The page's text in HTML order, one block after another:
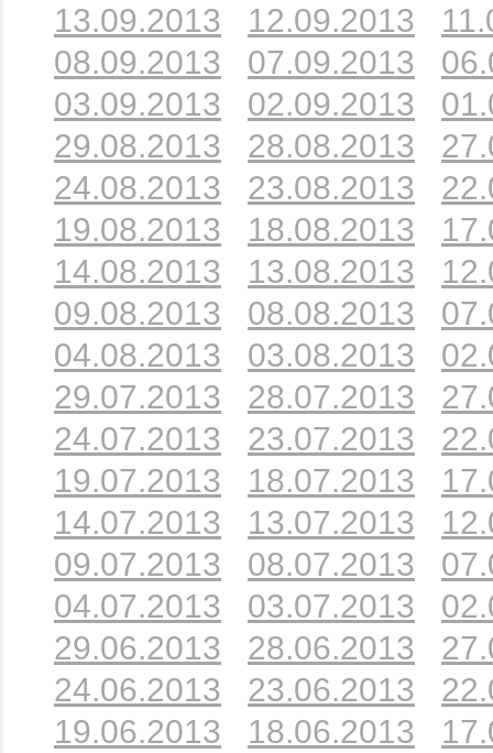
13.09.2013
12.09.2013
08.09.2013
07.09.2013
03.09.2013
02.09.2013
29.08.2013
28.08.2013
24.08.2013
23.08.2013
19.08.2013
18.08.2013
14.08.2013
13.08.2013
09.08.2013
08.08.2013
04.08.2013
03.08.2013
29.07.2013
28.07.2013
24.07.2013
23.07.2013
19.07.2013
18.07.2013
14.07.2013
13.07.2013
09.07.2013
08.07.2013
04.07.2013
03.07.2013
29.06.2013
28.06.2013
24.06.2013
23.06.2013
19.06.2013
18.06.2013